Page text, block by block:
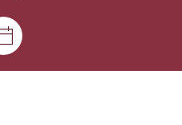
Sessions and meetings